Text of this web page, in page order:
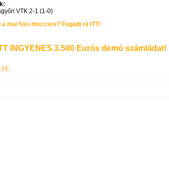
VTK 2-1 (1-0)
a mai foci meccsre? Fogadj rá ITT!
INGYENES 3.500 Eurós demó számládat!
FC